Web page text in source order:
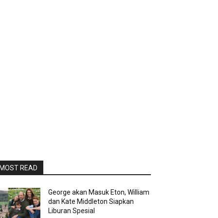
READ
George akan Masuk Eton, William
dan Kate Middleton Siapkan
Liburan Spesial